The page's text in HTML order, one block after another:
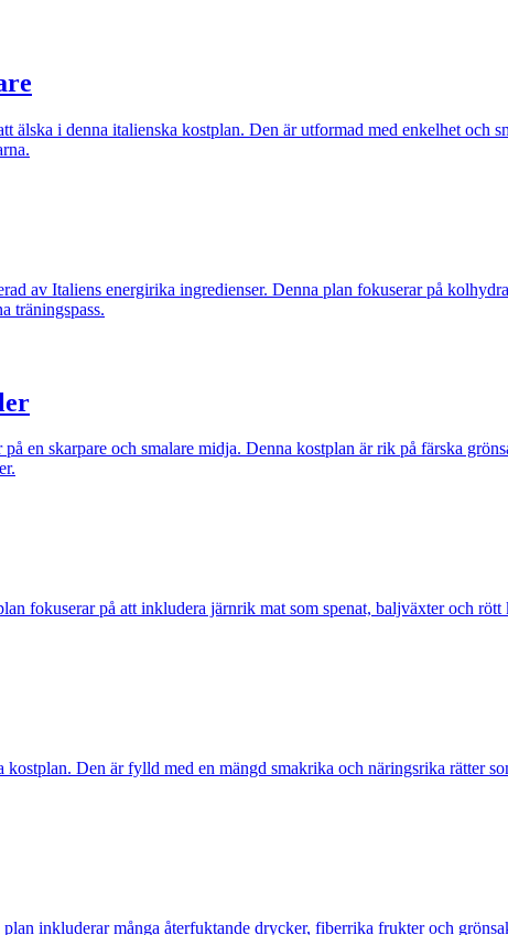
älska i denna italienska kostplan. Den är utformad med enkelhet och
av Italiens energirika ingredienser. Denna plan fokuserar på
träningspass.
en skarpare och smalare midja. Denna kostplan är rik på färska
fokuserar på att inkludera järnrik mat som spenat, baljväxter och
Den är fylld med en mängd smakrika och näringsrika rätter
inkluderar många återfuktande drycker, fiberrika frukter och